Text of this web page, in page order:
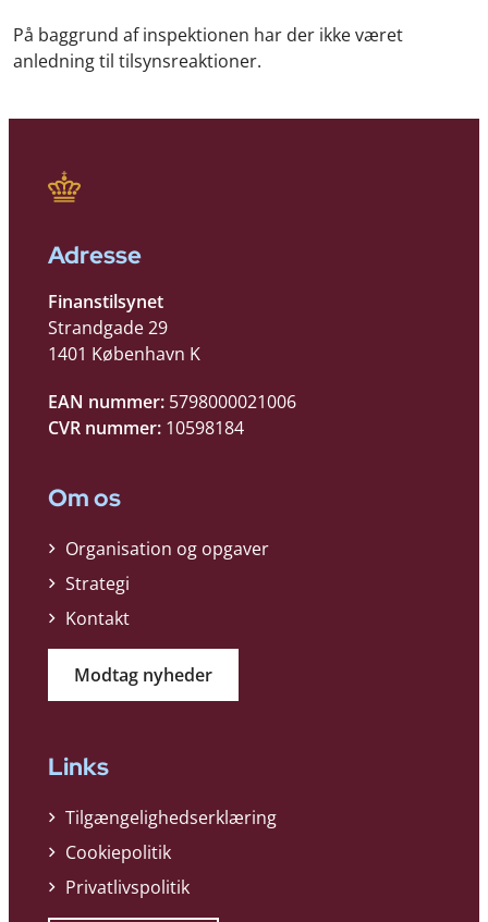
På baggrund af inspektionen har der ikke været
anledning til tilsynsreaktioner.
Adresse
Finanstilsynet
Strandgade 29
1401 København K
EAN nummer: 5798000021006
CVR nummer: 10598184
Om os
Organisation og opgaver
Strategi
Kontakt
Modtag nyheder
Links
Tilgængelighedserklæring
Cookiepolitik
Privatlivspolitik